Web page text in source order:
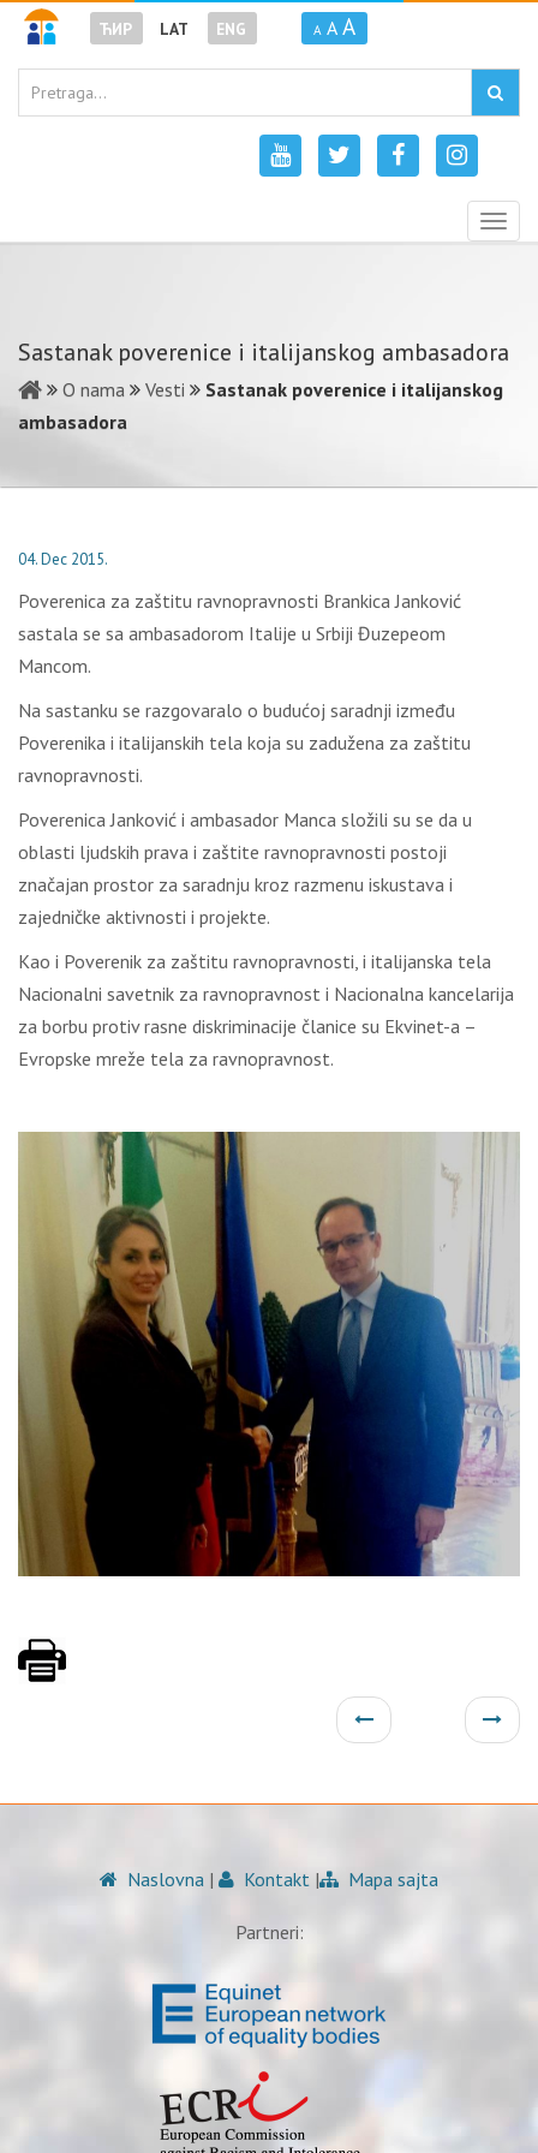
ЋИР LAT ENG A A A
Sastanak poverenice i italijanskog ambasadora
O nama Vesti
Sastanak poverenice i italijanskog
ambasadora
04. Dec 2015.
Poverenica za zaštitu ravnopravnosti Brankica Janković
sastala se sa ambasadorom Italije u Srbiji Đuzepeom
Mancom.
Na sastanku se razgovaralo o budućoj saradnji između
Poverenika i italijanskih tela koja su zadužena za zaštitu
ravnopravnosti.
Poverenica Janković i ambasador Manca složili su se da u
oblasti ljudskih prava i zaštite ravnopravnosti postoji
značajan prostor za saradnju kroz razmenu iskustava i
zajedničke aktivnosti i projekte.
Kao i Poverenik za zaštitu ravnopravnosti, i italijanska tela
Nacionalni savetnik za ravnopravnost i Nacionalna kancelarija
za borbu protiv rasne diskriminacije članice su Ekvinet-a –
Evropske mreže tela za ravnopravnost.
Naslovna | Kontakt | Mapa sajta
Partneri: